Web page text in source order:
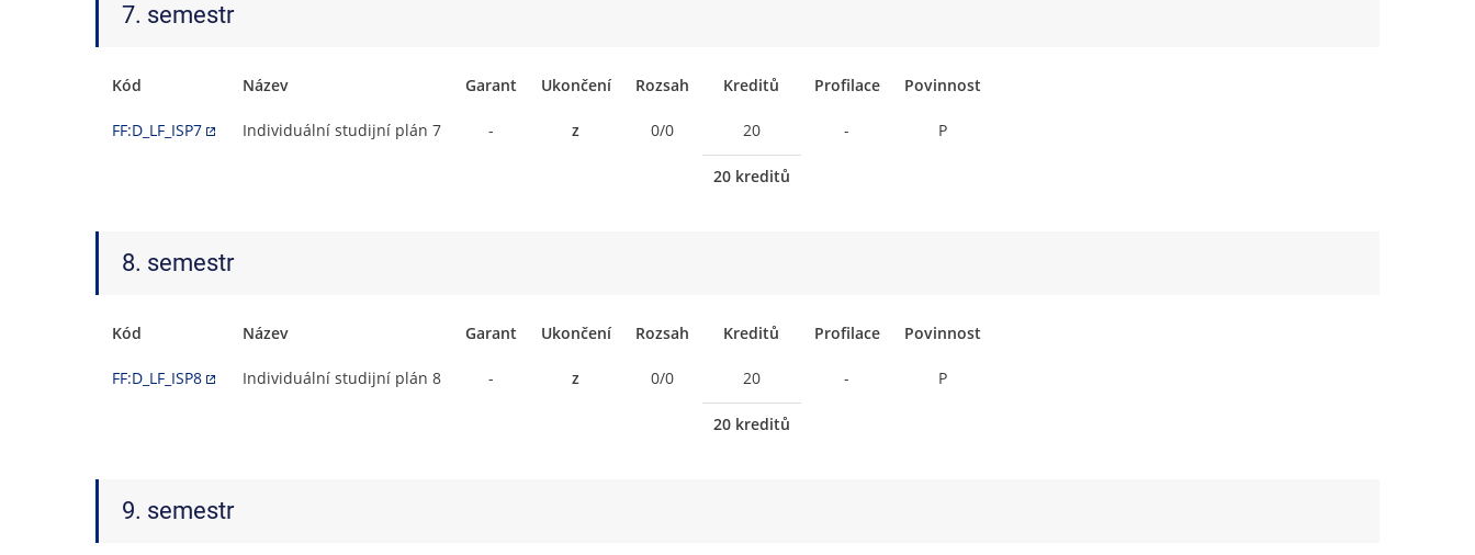
7. semestr
Kód Název Garant Ukončení Rozsah Kreditů Profilace Povinnost
FF:D_LF_ISP7 Individuální studijní plán 7 - z 0/0 20 - P
20 kreditů
8. semestr
Kód Název Garant Ukončení Rozsah Kreditů Profilace Povinnost
FF:D_LF_ISP8 Individuální studijní plán 8 - z 0/0 20 - P
20 kreditů
9. semestr